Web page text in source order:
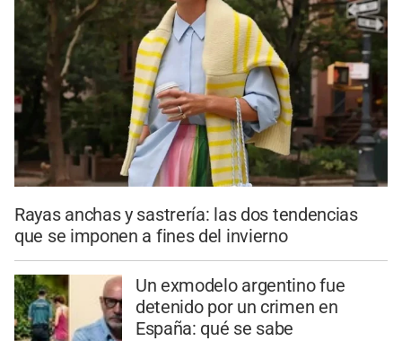
Rayas anchas y sastrería: las dos tendencias
que se imponen a fines del invierno
Un exmodelo argentino fue
detenido por un crimen en
España: qué se sabe